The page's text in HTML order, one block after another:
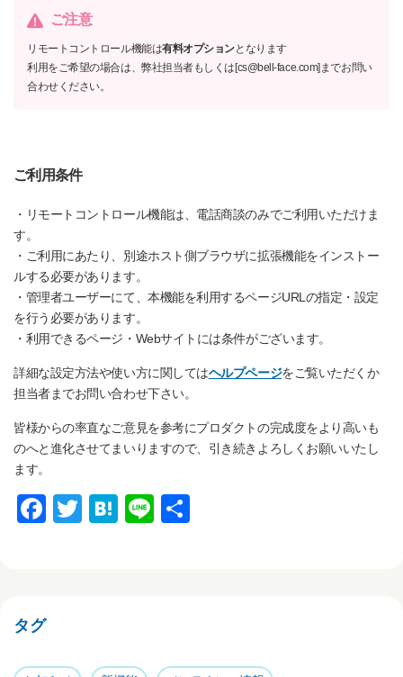
ご注意
リモートコントロール機能は有料オプションとなります
利用をご希望の場合は、弊社担当者もしくは[cs@bell-face.com]までお問い
合わせください。
ご利用条件
・リモートコントロール機能は、電話商談のみでご利用いただけま
す。
・ご利用にあたり、別途ホスト側ブラウザに拡張機能をインストー
ルする必要があります。
・管理者ユーザーにて、本機能を利用するページURLの指定・設定
を行う必要があります。
・利用できるページ・Webサイトには条件がございます。
詳細な設定方法や使い方に関してはヘルプページをご覧いただくか
担当者までお問い合わせ下さい。
皆様からの率直なご意見を参考にプロダクトの完成度をより高いも
のへと進化させてまいりますので、引き続きよろしくお願いいたし
ます。
F
b
T
H
Li
タグ